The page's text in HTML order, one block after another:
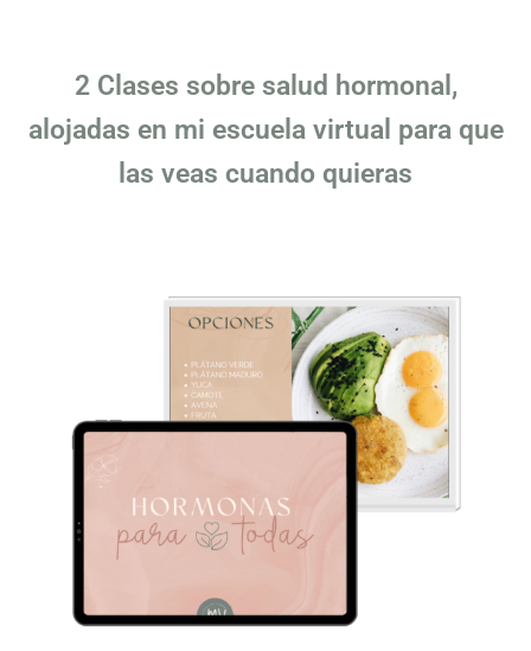
2 Clases sobre salud hormonal,
alojadas en mi escuela virtual para que
las veas cuando quieras